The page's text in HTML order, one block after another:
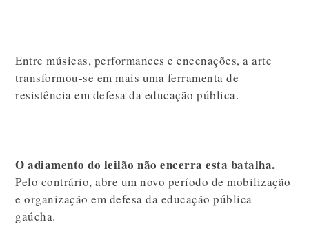
Entre músicas, performances e encenações, a arte
transformou-se em mais uma ferramenta de
resistência em defesa da educação pública.
O adiamento do leilão não encerra esta batalha.
Pelo contrário, abre um novo período de mobilização
e organização em defesa da educação pública
gaúcha.